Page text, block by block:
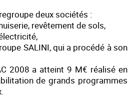
deux sociétés :
revêtement de sols,
SALINI, qui a procédé à son
2008 a atteint 9 M€ réalisé en
de grands programmes